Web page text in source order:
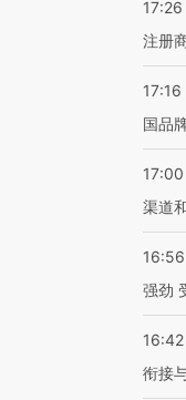
17:26
注册
17:16
国品
17:00
渠道
16:56
强劲
16:42
衔接